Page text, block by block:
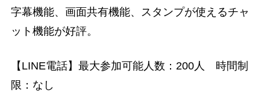
字幕機能、画面共有機能、スタンプが使えるチャ
ット機能が好評。
【LINE電話】最大参加可能人数：200人 時間制
限：なし